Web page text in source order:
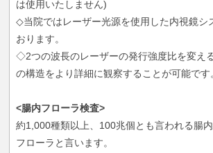
は使用いたしません)
◇当院ではレーザー光源を使用した内視鏡シ
おります。
◇2つの波長のレーザーの発行強度比を変え
の構造をより詳細に観察することが可能です
<腸内フローラ検査>
約1,000種類以上、100兆個とも言われる腸
フローラと言います。